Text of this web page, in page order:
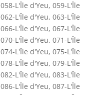
058-L'Île d'Yeu, 059-L'Île
062-L'Île d'Yeu, 063-L'Île
066-L'Île d'Yeu, 067-L'Île
070-L'Île d'Yeu, 071-L'Île
074-L'Île d'Yeu, 075-L'Île
078-L'Île d'Yeu, 079-L'Île
082-L'Île d'Yeu, 083-L'Île
086-L'Île d'Yeu, 087-L'Île